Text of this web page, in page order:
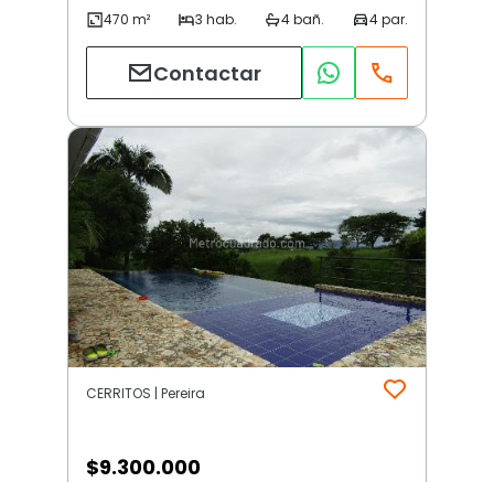
Contactar
CERRITOS | Pereira
$9.300.000